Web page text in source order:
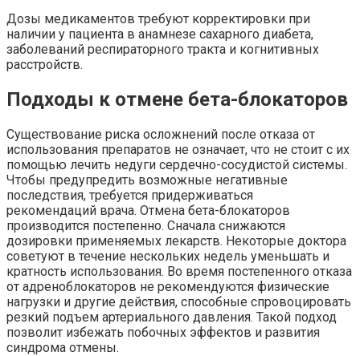
Дозы медикаментов требуют корректировки при
наличии у пациента в анамнезе сахарного диабета,
заболеваний респираторного тракта и когнитивных
расстройств.
Подходы к отмене бета-блокаторов
Существование риска осложнений после отказа от
использования препаратов не означает, что не стоит с их
помощью лечить недуги сердечно-сосудистой системы.
Чтобы предупредить возможные негативные
последствия, требуется придерживаться
рекомендаций врача. Отмена бета-блокаторов
производится постепенно. Сначала снижаются
дозировки применяемых лекарств. Некоторые доктора
советуют в течение нескольких недель уменьшать и
кратность использования. Во время постепенного отказа
от адреноблокаторов не рекомендуются физические
нагрузки и другие действия, способные спровоцировать
резкий подъем артериального давления. Такой подход
позволит избежать побочных эффектов и развития
синдрома отмены.